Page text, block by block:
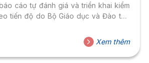
cáo tự đánh giá và triển khai kiểm
tiến độ do Bộ Giáo dục và Đào tạo
cáo tự đánh giá và triển khai kiểm
tiến độ do Bộ Lao động – Thương
Xem thêm